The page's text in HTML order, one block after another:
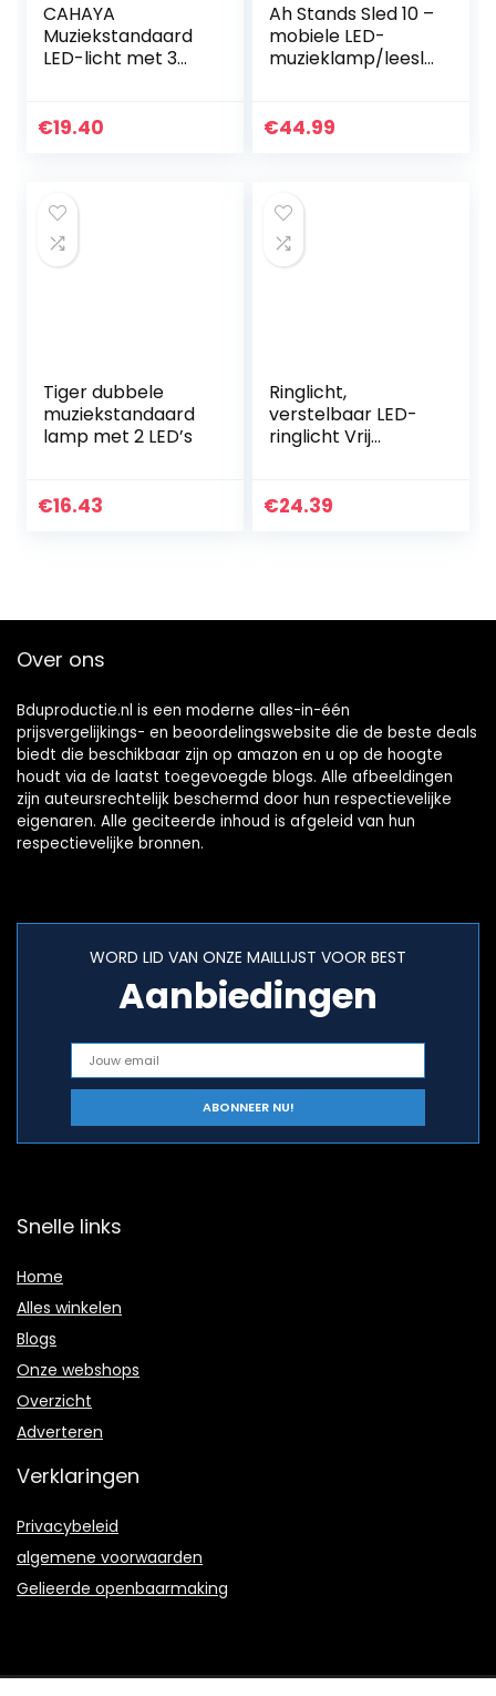
CAHAYA
Muziekstandaard
LED-licht met 3
instelbare lamp
€19.40
Ah Stands Sled 10 –
mobiele LED-
muzieklamp/leesla
€44.99
Tiger dubbele
muziekstandaard
lamp met 2 LED’s
€16.43
Ringlicht,
verstelbaar LED-
ringlicht Vrij
statief voor
€24.39
Over ons
Bduproductie.nl is een moderne alles-in-één
prijsvergelijkings- en beoordelingswebsite die de beste deals
biedt die beschikbaar zijn op amazon en u op de hoogte
houdt via de laatst toegevoegde blogs. Alle afbeeldingen
zijn auteursrechtelijk beschermd door hun respectievelijke
eigenaren. Alle geciteerde inhoud is afgeleid van hun
respectievelijke bronnen.
WORD LID VAN ONZE MAILLIJST VOOR BEST
Aanbiedingen
Snelle links
Home
Alles winkelen
Blogs
Onze webshops
Overzicht
Adverteren
Verklaringen
Privacybeleid
algemene voorwaarden
Gelieerde openbaarmaking